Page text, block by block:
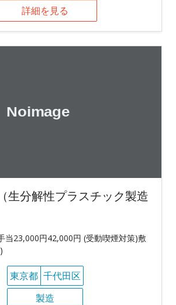
詳細を見る
生分解性プラスチック製造
当23,000円42,000円 (受動喫煙対策)敷
東京都 千代田区
製造